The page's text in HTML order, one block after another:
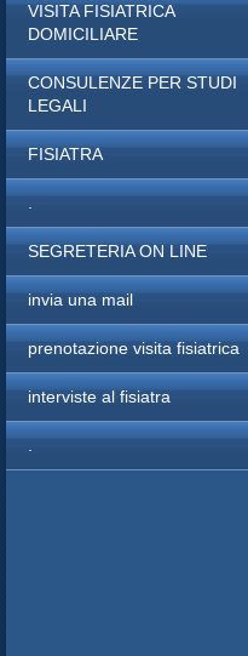
VISITA FISIATRICA
DOMICILIARE
CONSULENZE PER STUDI
LEGALI
FISIATRA
SEGRETERIA ON LINE
invia una mail
prenotazione visita fisiatrica
interviste al fisiatra